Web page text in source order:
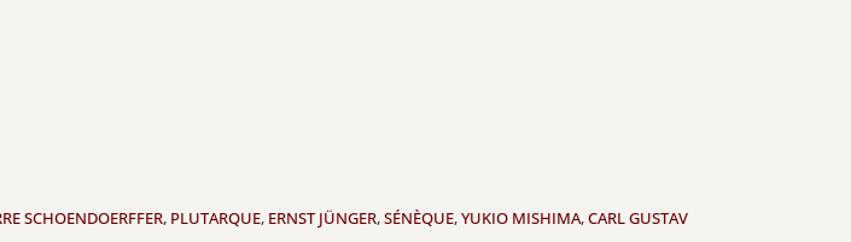
SCHOENDOERFFER, PLUTARQUE, ERNST JÜNGER,SÉNÈQUE,YUKIO MISHIMA,CARL GUSTAV